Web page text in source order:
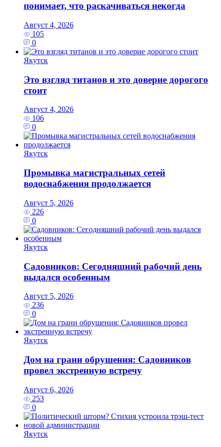
понимает, что раскачиваться некогда
Август 4, 2026
105
0
Якутск
Это взгляд титанов и это доверие дорогого
стоит
Август 4, 2026
106
0
Якутск
Промывка магистральных сетей
водоснабжения продолжается
Август 5, 2026
226
0
Якутск
Садовников: Сегодняшний рабочий день
выдался особенным
Август 5, 2026
236
0
Якутск
Дом на грани обрушения: Садовников
провел экстренную встречу
Август 6, 2026
253
0
Якутск